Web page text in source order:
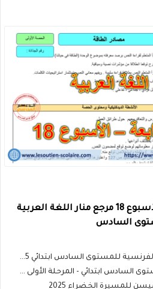
جذاذات الوحدة الرابعة الأسبوع 18 مرجع منار اللغة العربية
السادس
السادس ابتدائي 2025 - المدرسة الرائدة
ابتدائي - المرحلة الأولى : المدرسة الرائدة 2025
للمسيرة الخضراء 2025